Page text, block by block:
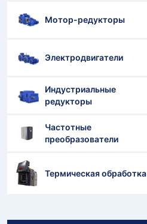
Мотор-редукторы
Электродвигатели
Индустриальные
редукторы
Частотные
преобразователи
Термическая обработка